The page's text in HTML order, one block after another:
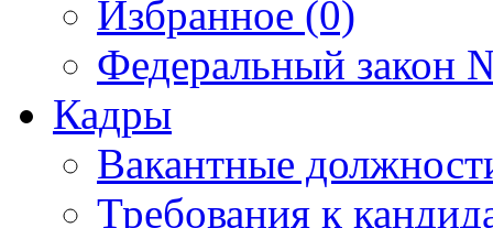
Избранное (0)
Федеральный закон
Кадры
Вакантные
Требования к